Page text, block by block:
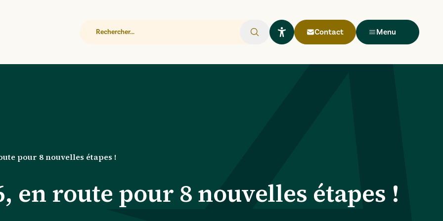
Rechercher
Ouvrir le widget Lisio
Contact Menu
pour 8 nouvelles étapes !
en route pour 8 nouvelles étapes !